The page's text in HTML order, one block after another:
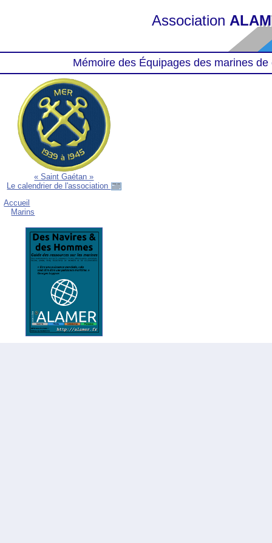
Association
Mémoire des Équipages des marines
« Saint Gaétan »
Le calendrier de l'association
Accueil
Marins